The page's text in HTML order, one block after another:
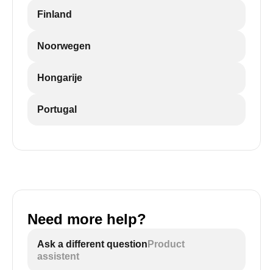
Finland
Noorwegen
Hongarije
Portugal
Need more help?
Ask a different question Product
assistent